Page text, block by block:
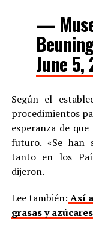
—
June 5,
Según el
procedimientos
esperanza de
futuro. «Se han
tanto en los
dijeron.
Lee también: Así
grasas y azúcares